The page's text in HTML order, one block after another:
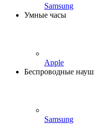
Samsung
Умные часы
Apple
Беспроводные
Samsung